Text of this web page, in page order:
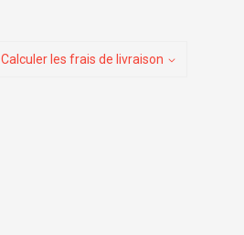
Calculer les frais de livraison